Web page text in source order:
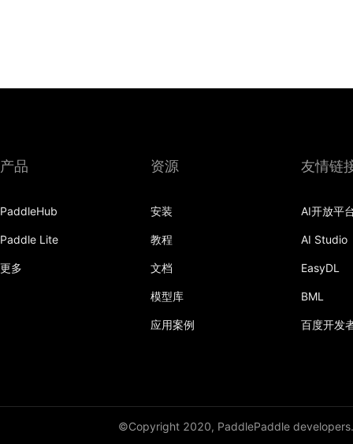
产品
PaddleHub
Paddle Lite
更多
资源
安装
教程
文档
模型库
应用案例
友情链
AI开放平
AI Studio
EasyDL
BML
百度开发
©Copyright 2020, PaddlePaddle developers.